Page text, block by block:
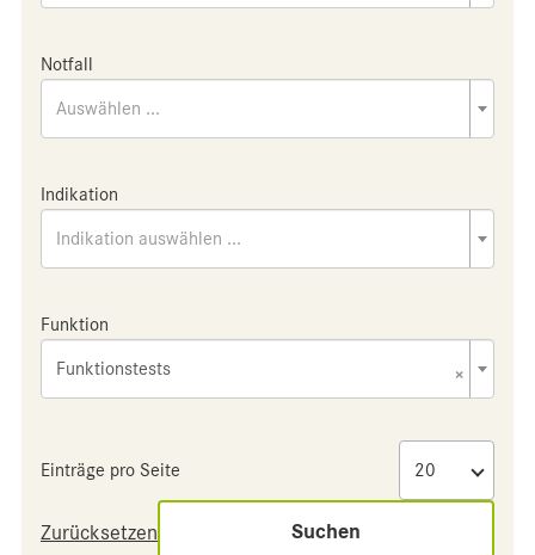
Notfall
Auswählen ...
Indikation
Indikation auswählen ...
Funktion
×
Funktionstests
Einträge pro Seite
Zurücksetzen Suchen